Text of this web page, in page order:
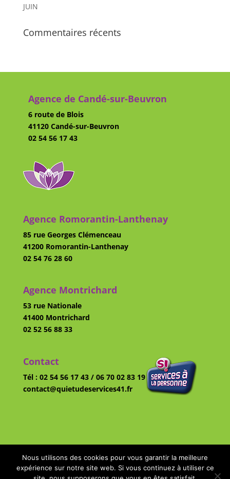
JUIN
Commentaires récents
Agence de Candé-sur-Beuvron
6 route de Blois
41120 Candé-sur-Beuvron
02 54 56 17 43
Agence Romorantin-Lanthenay
85 rue Georges Clémenceau
41200 Romorantin-Lanthenay
02 54 76 28 60
Agence Montrichard
53 rue Nationale
41400 Montrichard
02 52 56 88 33
Contact
Tél : 02 54 56 17 43 / 06 70 02 83 19
contact@quietudeservices41.fr
QUIÉTUDE SERVICES 41 - 2025
Mentions
Nous utilisons des cookies pour vous garantir la meilleure
expérience sur notre site web. Si vous continuez à utiliser ce